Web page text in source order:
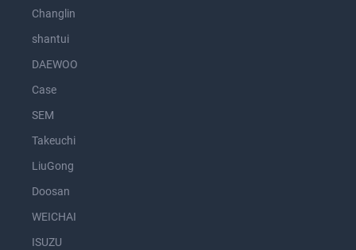
Changlin
shantui
DAEWOO
Case
SEM
Takeuchi
LiuGong
Doosan
WEICHAI
ISUZU